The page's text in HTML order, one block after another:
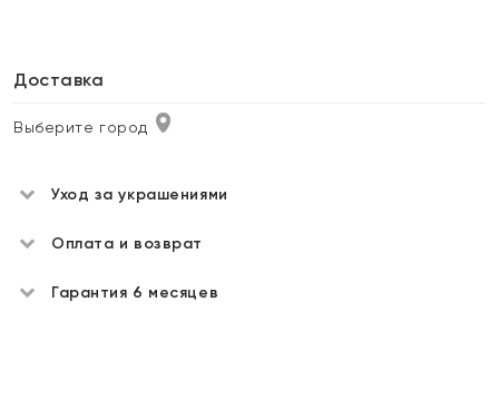
Доставка
Выберите город
Уход за украшениями
Оплата и возврат
Гарантия 6 месяцев